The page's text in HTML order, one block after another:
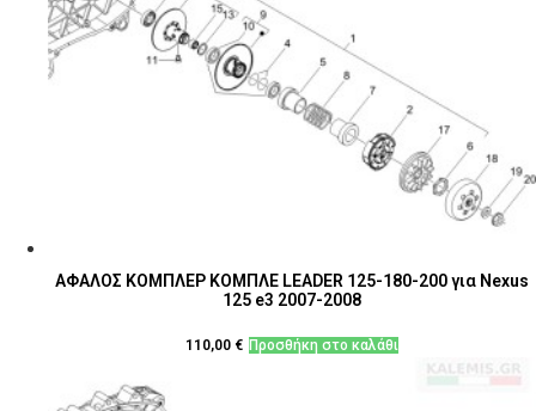
ΑΦΑΛΟΣ ΚΟΜΠΛΕΡ ΚΟΜΠΛΕ LEADER 125-180-200 για Nexus
125 e3 2007-2008
110,00 € Προσθήκη στο καλάθι